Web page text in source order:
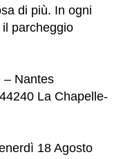
di più. In ogni
parcheggio
– Nantes
La Chapelle-
18 Agosto